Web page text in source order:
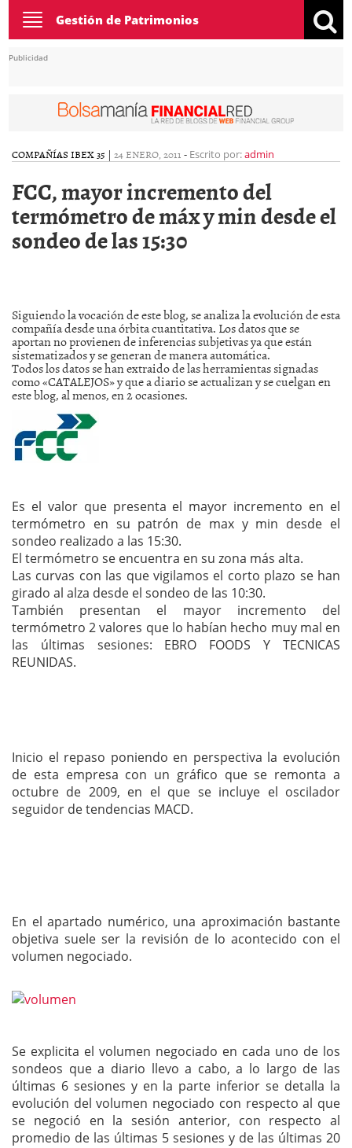
Toggle
navigation
Gestión de Patrimonios
Publicidad
COMPAÑÍAS IBEX 35 | 24 ENERO, 2011 - Escrito por:admin
FCC, mayor incremento del
termómetro de máx y min desde el
sondeo de las 15:30
Siguiendo la vocación de este blog, se analiza la evolución de esta
compañía desde una órbita cuantitativa. Los datos que se
aportan no provienen de inferencias subjetivas ya que están
sistematizados y se generan de manera automática.
Todos los datos se han extraido de las herramientas signadas
como «CATALEJOS» y que a diario se actualizan y se cuelgan en
este blog, al menos, en 2 ocasiones.
Es el valor que presenta el mayor incremento en el
termómetro en su patrón de max y min desde el
sondeo realizado a las 15:30.
El termómetro se encuentra en su zona más alta.
Las curvas con las que vigilamos el corto plazo se han
girado al alza desde el sondeo de las 10:30.
También presentan el mayor incremento del
termómetro 2 valores que lo habían hecho muy mal en
las últimas sesiones: EBRO FOODS Y TECNICAS
REUNIDAS.
Inicio el repaso poniendo en perspectiva la evolución
de esta empresa con un gráfico que se remonta a
octubre de 2009, en el que se incluye el oscilador
seguidor de tendencias MACD.
En el apartado numérico, una aproximación bastante
objetiva suele ser la revisión de lo acontecido con el
volumen negociado.
Se explicita el volumen negociado en cada uno de los
sondeos que a diario llevo a cabo, a lo largo de las
últimas 6 sesiones y en la parte inferior se detalla la
evolución del volumen negociado con respecto al que
se negoció en la sesión anterior, con respecto al
promedio de las últimas 5 sesiones y de las últimas 20